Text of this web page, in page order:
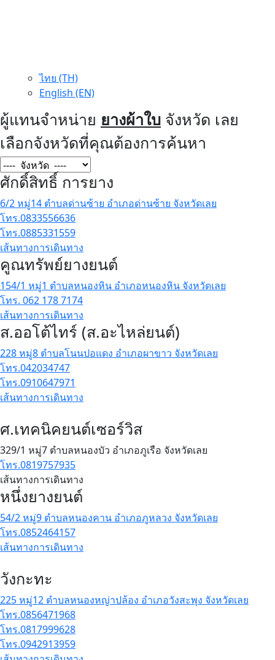
ไทย (TH)
English (EN)
ผู้แทนจำหน่าย ยางผ้าใบ จังหวัด เลย
เลือกจังหวัดที่คุณต้องการค้นหา
ศักดิ์สิทธิ์ การยาง
6/2 หมู่14 ตำบลด่านซ้าย อำเภอด่านซ้าย จังหวัดเลย
โทร.0833556636
โทร.0885331559
เส้นทางการเดินทาง
คูณทรัพย์ยางยนต์
154/1 หมู่1 ตำบลหนองหิน อำเภอหนองหิน จังหวัดเลย
โทร. 062 178 7174
เส้นทางการเดินทาง
ส.ออโต้ไทร์ (ส.อะไหล่ยนต์)
228 หมู่8 ตำบลโนนปอแดง อำเภอผาขาว จังหวัดเลย
โทร.042034747
โทร.0910647971
เส้นทางการเดินทาง
ศ.เทคนิคยนต์เซอร์วิส
329/1 หมู่7 ตำบลหนองบัว อำเภอภูเรือ จังหวัดเลย
โทร.0819757935
เส้นทางการเดินทาง
หนึ่งยางยนต์
54/2 หมู่9 ตำบลหนองคาน อำเภอภูหลวง จังหวัดเลย
โทร.0852464157
เส้นทางการเดินทาง
วังกะทะ
225 หมู่12 ตำบลหนองหญ่าปล้อง อำเภอวังสะพุง จังหวัดเลย
โทร.0856471968
โทร.0817999628
โทร.0942913959